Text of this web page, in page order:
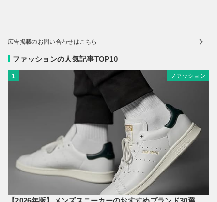
広告掲載のお問い合わせはこちら
ファッションの人気記事TOP10
1 ファッション
【2026年版】メンズスニーカーのおすすめブランド30選。